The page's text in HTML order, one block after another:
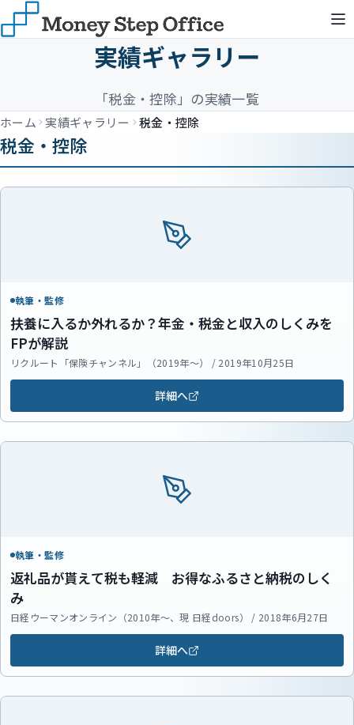
実績ギャラリー
「税金・控除」の実績一覧
ホーム 実績ギャラリー 税金・控除
税金・控除
執筆・監修
扶養に入るか外れるか？年金・税金と収入のしくみを
FPが解説
リクルート「保険チャンネル」（2019年～） / 2019年10月25日
詳細へ
執筆・監修
返礼品が貰えて税も軽減 お得なふるさと納税のしく
み
日経ウーマンオンライン（2010年～、現 日経doors） / 2018年6月27日
詳細へ